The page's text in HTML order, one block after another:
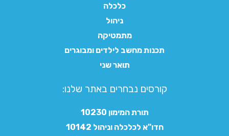
כלכלה
ניהול
מתמטיקה
תכנות מחשב לילדים ומבוגרים
תואר שני
קורסים נבחרים באתר שלנו:​
תורת המימון 10230
חדו"א לכלכלה וניהול 10142